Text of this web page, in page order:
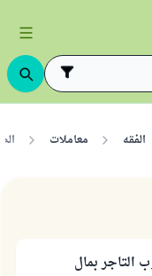
الفقه معاملات
بمال